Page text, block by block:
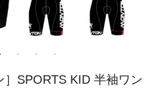
］SPORTS KID 半袖ワン